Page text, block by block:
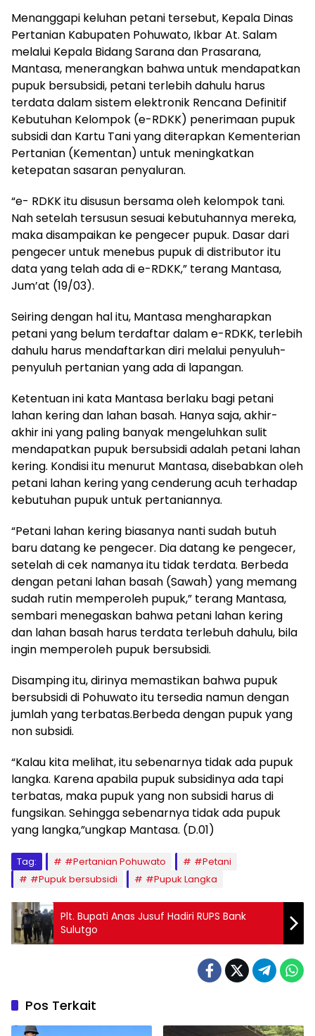
Menanggapi keluhan petani tersebut, Kepala Dinas
Pertanian Kabupaten Pohuwato, Ikbar At. Salam
melalui Kepala Bidang Sarana dan Prasarana,
Mantasa, menerangkan bahwa untuk mendapatkan
pupuk bersubsidi, petani terlebih dahulu harus
terdata dalam sistem elektronik Rencana Definitif
Kebutuhan Kelompok (e-RDKK) penerimaan pupuk
subsidi dan Kartu Tani yang diterapkan Kementerian
Pertanian (Kementan) untuk meningkatkan
ketepatan sasaran penyaluran.
“e- RDKK itu disusun bersama oleh kelompok tani.
Nah setelah tersusun sesuai kebutuhannya mereka,
maka disampaikan ke pengecer pupuk. Dasar dari
pengecer untuk menebus pupuk di distributor itu
data yang telah ada di e-RDKK,” terang Mantasa,
Jum’at (19/03).
Seiring dengan hal itu, Mantasa mengharapkan
petani yang belum terdaftar dalam e-RDKK, terlebih
dahulu harus mendaftarkan diri melalui penyuluh-
penyuluh pertanian yang ada di lapangan.
Ketentuan ini kata Mantasa berlaku bagi petani
lahan kering dan lahan basah. Hanya saja, akhir-
akhir ini yang paling banyak mengeluhkan sulit
mendapatkan pupuk bersubsidi adalah petani lahan
kering. Kondisi itu menurut Mantasa, disebabkan oleh
petani lahan kering yang cenderung acuh terhadap
kebutuhan pupuk untuk pertaniannya.
“Petani lahan kering biasanya nanti sudah butuh
baru datang ke pengecer. Dia datang ke pengecer,
setelah di cek namanya itu tidak terdata. Berbeda
dengan petani lahan basah (Sawah) yang memang
sudah rutin memperoleh pupuk,” terang Mantasa,
sembari menegaskan bahwa petani lahan kering
dan lahan basah harus terdata terlebuh dahulu, bila
ingin memperoleh pupuk bersubsidi.
Disamping itu, dirinya memastikan bahwa pupuk
bersubsidi di Pohuwato itu tersedia namun dengan
jumlah yang terbatas.Berbeda dengan pupuk yang
non subsidi.
“Kalau kita melihat, itu sebenarnya tidak ada pupuk
langka. Karena apabila pupuk subsidinya ada tapi
terbatas, maka pupuk yang non subsidi harus di
fungsikan. Sehingga sebenarnya tidak ada pupuk
yang langka,”ungkap Mantasa. (D.01)
Tag: #Pertanian Pohuwato
#Petani
#Pupuk bersubsidi
#Pupuk Langka
Plt. Bupati Anas Jusuf Hadiri RUPS Bank
Sulutgo
Pos Terkait